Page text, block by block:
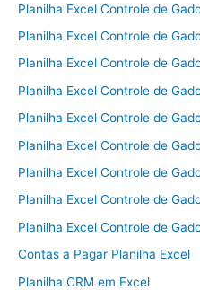
Planilha Excel Controle de
Planilha Excel Controle de
Planilha Excel Controle de
Planilha Excel Controle de
Planilha Excel Controle de
Planilha Excel Controle de
Planilha Excel Controle de
Planilha Excel Controle de
Planilha Excel Controle de
Contas a Pagar Planilha Excel
Planilha CRM em Excel